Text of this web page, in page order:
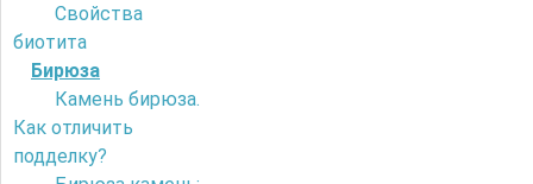
Свойства
биотита
Бирюза
Камень бирюза.
Как отличить
подделку?